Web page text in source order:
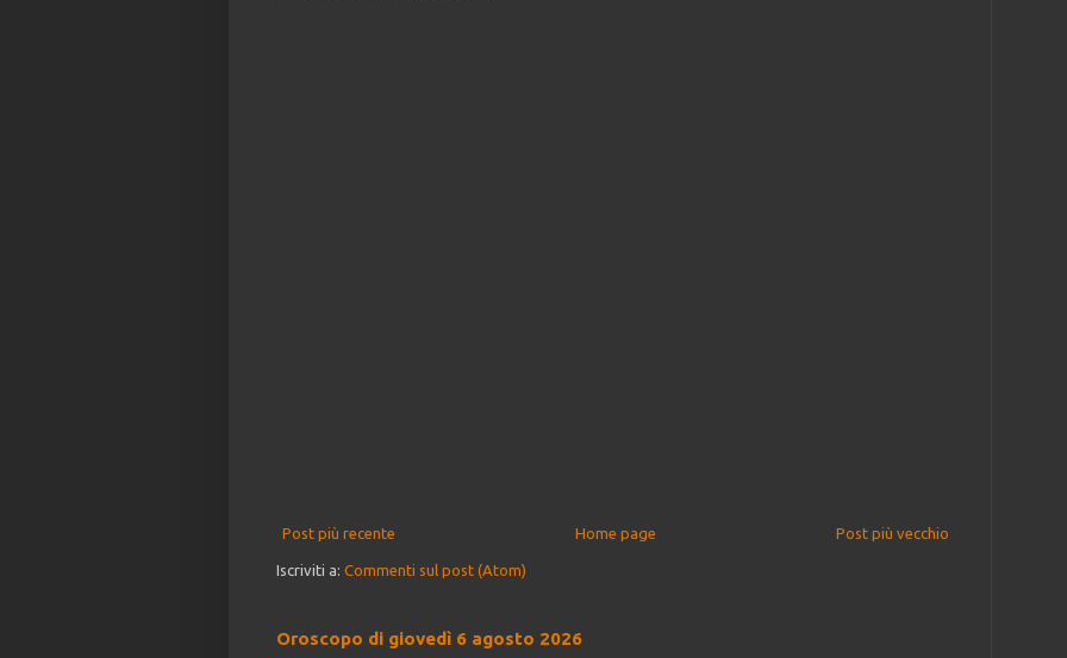
Post più recente Post più vecchio
Home page
Iscriviti a: Commenti sul post (Atom)
Oroscopo di giovedì 6 agosto 2026